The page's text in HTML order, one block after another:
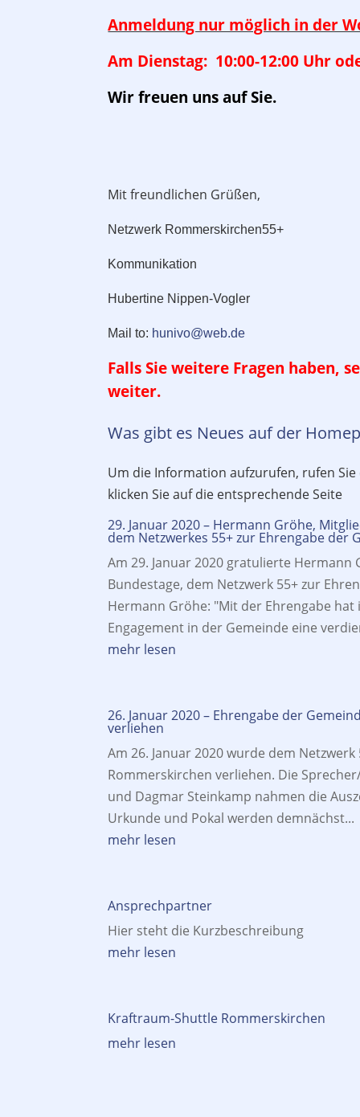
Anmeldung nur möglich in der
Am Dienstag: 10:00-12:00 Uhr
Wir freuen uns auf Sie.
Mit freundlichen Grüßen,
Netzwerk Rommerskirchen55+
Kommunikation
Hubertine Nippen-Vogler
Mail to: hunivo@web.de
Falls Sie weitere Fragen haben,
weiter.
Was gibt es Neues auf der
Um die Information aufzurufen, rufen
klicken Sie auf die entsprechende Seite
29. Januar 2020 – Hermann Gröhe,
dem Netzwerkes 55+ zur Ehrengabe der
Am 29. Januar 2020 gratulierte
Bundestage, dem Netzwerk 55+ zur
Hermann Gröhe: "Mit der Ehrengabe
Engagement in der Gemeinde eine
mehr lesen
26. Januar 2020 – Ehrengabe der
verliehen
Am 26. Januar 2020 wurde dem
Rommerskirchen verliehen. Die
und Dagmar Steinkamp nahmen die
Urkunde und Pokal werden demnächst...
mehr lesen
Ansprechpartner
Hier steht die Kurzbeschreibung
mehr lesen
Kraftraum-Shuttle Rommerskirchen
mehr lesen